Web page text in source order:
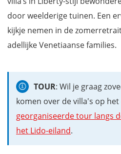
door weelderige tuinen. Een
kijkje nemen in de
adellijke Venetiaanse families.
TOUR: Wil je graag
komen over de villa's op het
georganiseerde tour langs
het Lido-eiland.